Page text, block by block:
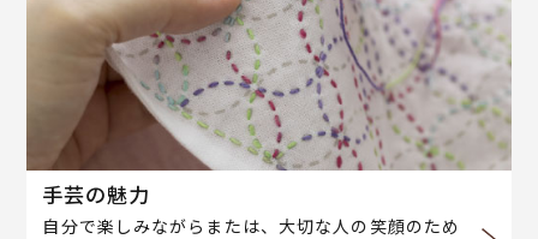
手芸の魅力
自分で楽しみながらまたは、大切な人の笑顔のため